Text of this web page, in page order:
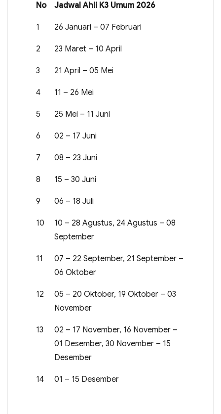
No Jadwal Ahli K3 Umum 2026
1 26 Januari – 07 Februari
2 23 Maret – 10 April
3 21 April – 05 Mei
4 11 – 26 Mei
5 25 Mei – 11 Juni
6 02 – 17 Juni
7 08 – 23 Juni
8 15 – 30 Juni
9 06 – 18 Juli
10
10 – 28 Agustus, 24 Agustus – 08
September
11
07 – 22 September, 21 September –
06 Oktober
12
05 – 20 Oktober, 19 Oktober – 03
November
13
02 – 17 November, 16 November –
01 Desember, 30 November – 15
Desember
14 01 – 15 Desember